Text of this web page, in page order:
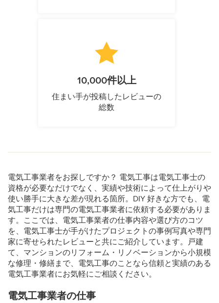
10,000件以上
住まい手が投稿したレビューの
総数
電気工事業者をお探しですか？ 電気工事は電気工事士の
資格が必要なだけでなく、実績や技術によって仕上がりや
使い勝手に大きな差が現れる箇所。DIY 好きな方でも、電
気工事だけは専門の電気工事業者に依頼する必要がありま
す。ここでは、電気工事業者の仕事内容や選び方のコツ
を、電気工事士が手がけたプロジェクトの事例写真や専門
家に寄せられたレビューと共にご紹介しています。戸建
て、マンションのリフォーム・リノベーションから小規模
な修理・修繕まで、電気工事のことなら信頼と実績のある
電気工事業者にお気軽にご相談ください。
電気工事業者の仕事